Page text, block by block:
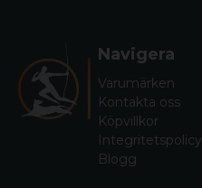
Navigera
Varumärken
Kontakta oss
Köpvillkor
Integritetspolicy
Blogg